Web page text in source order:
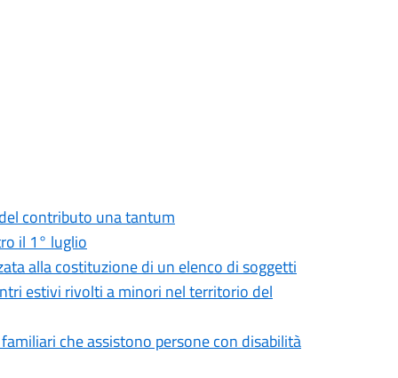
contributo una tantum
il 1° luglio
alla costituzione di un elenco di soggetti
estivi rivolti a minori nel territorio del
che assistono persone con disabilità